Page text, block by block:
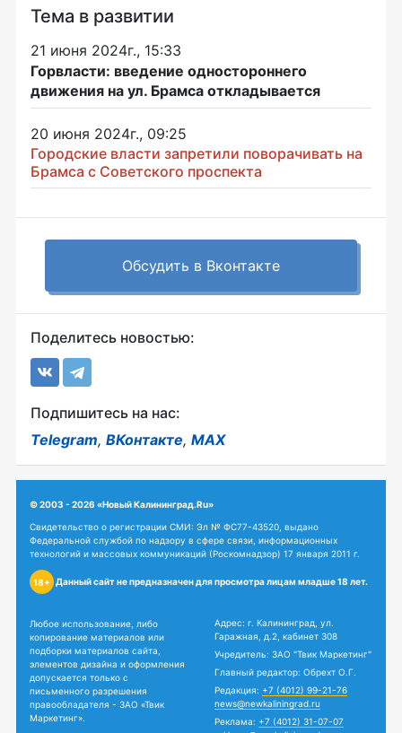
Тема в развитии
21 июня 2024г., 15:33
Горвласти: введение одностороннего
движения на ул. Брамса откладывается
20 июня 2024г., 09:25
Городские власти запретили поворачивать на
Брамса с Советского проспекта
Обсудить в Вконтакте
Поделитесь новостью:
Подпишитесь на нас:
Telegram, ВКонтакте, MAX
© 2003 - 2026 «Новый Калининград.Ru»
Свидетельство о регистрации СМИ: Эл № ФС77-43520, выдано
Федеральной службой по надзору в сфере связи, информационных
технологий и массовых коммуникаций (Роскомнадзор) 17 января 2011 г.
18+ Данный сайт не предназначен для просмотра лицам младше 18 лет.
Любое использование, либо
копирование материалов или
подборки материалов сайта,
элементов дизайна и оформления
допускается только с
письменного разрешения
правообладателя - ЗАО «Твик
Маркетинг».
Адрес: г. Калининград, ул.
Гаражная, д.2, кабинет 308
Учредитель: ЗАО "Твик Маркетинг"
Главный редактор: Обрехт О.Г.
Редакция: +7 (4012) 99-21-76
news@newkaliningrad.ru
Реклама: +7 (4012) 31-07-07